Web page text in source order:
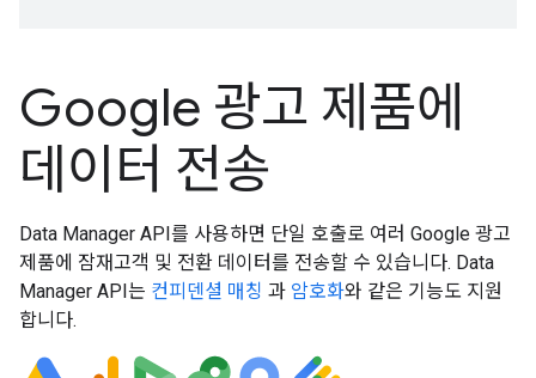
Google 광고 제품에
데이터 전송
Data Manager API를 사용하면 단일 호출로 여러 Google 광고
제품에 잠재고객 및 전환 데이터를 전송할 수 있습니다. Data
Manager API는 컨피덴셜 매칭 과 암호화와 같은 기능도 지원
합니다.